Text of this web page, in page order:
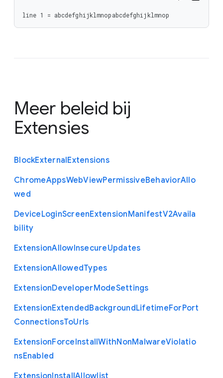
line 1 = abcdefghijklmnopabcdefghijklmnop
Meer beleid bij
Extensies
BlockExternalExtensions
ChromeAppsWebViewPermissiveBehaviorAllo
wed
DeviceLoginScreenExtensionManifestV2Availa
bility
ExtensionAllowInsecureUpdates
ExtensionAllowedTypes
ExtensionDeveloperModeSettings
ExtensionExtendedBackgroundLifetimeForPort
ConnectionsToUrls
ExtensionForceInstallWithNonMalwareViolatio
nsEnabled
Extension InstallAllowlist